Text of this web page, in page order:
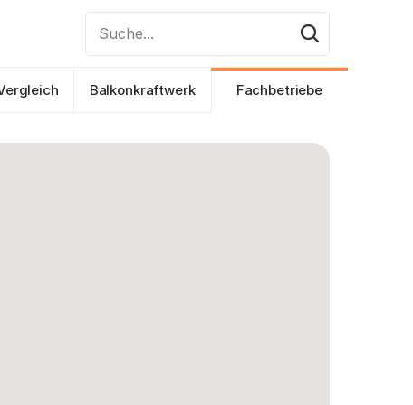
Suche...
Balkonkraftwerk Fachbetriebe